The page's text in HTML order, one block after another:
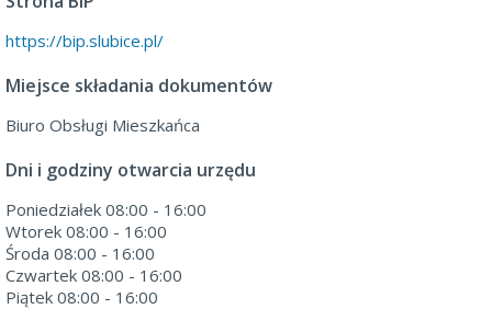
https://bip.slubice.pl/
Miejsce składania dokumentów
Biuro Obsługi Mieszkańca
Dni i godziny otwarcia urzędu
Poniedziałek 08:00 - 16:00
Wtorek 08:00 - 16:00
Środa 08:00 - 16:00
Czwartek 08:00 - 16:00
Piątek 08:00 - 16:00